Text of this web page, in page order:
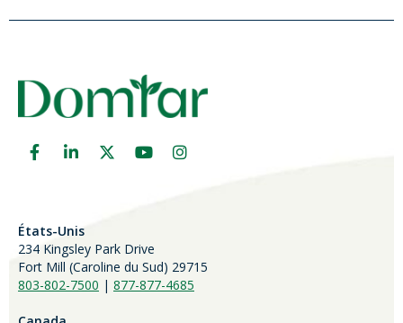
États-Unis
234 Kingsley Park Drive
Fort Mill (Caroline du Sud) 29715
803-802-7500 | 877-877-4685